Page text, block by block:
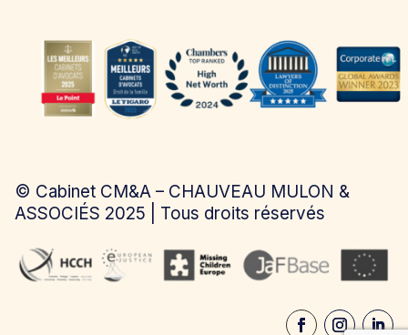
© Cabinet CM&A – CHAUVEAU MULON &
ASSOCIÉS 2025 | Tous droits réservés